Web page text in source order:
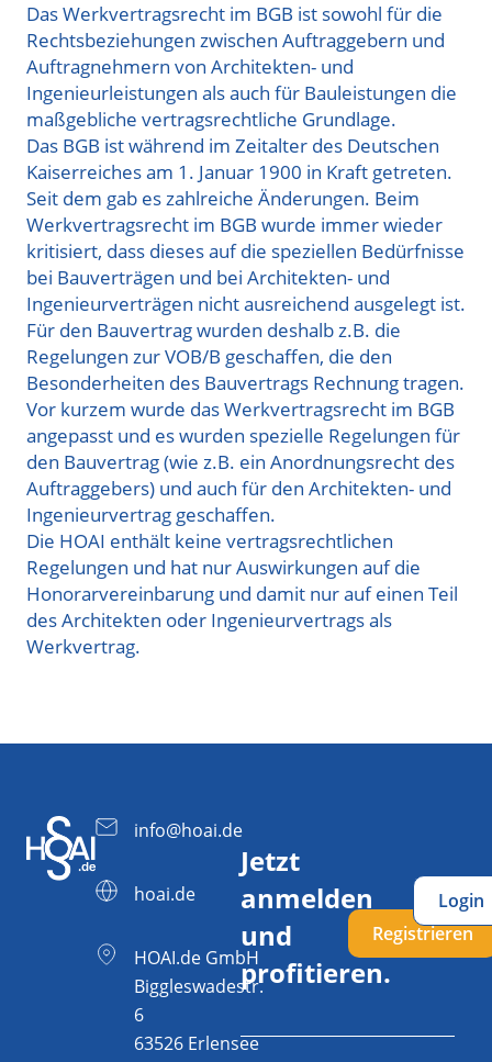
Das Werkvertragsrecht im BGB ist sowohl für die
Rechtsbeziehungen zwischen Auftraggebern und
Auftragnehmern von Architekten- und
Ingenieurleistungen als auch für Bauleistungen die
maßgebliche vertragsrechtliche Grundlage.
Das BGB ist während im Zeitalter des Deutschen
Kaiserreiches am 1. Januar 1900 in Kraft getreten.
Seit dem gab es zahlreiche Änderungen. Beim
Werkvertragsrecht im BGB wurde immer wieder
kritisiert, dass dieses auf die speziellen Bedürfnisse
bei Bauverträgen und bei Architekten- und
Ingenieurverträgen nicht ausreichend ausgelegt ist.
Für den Bauvertrag wurden deshalb z.B. die
Regelungen zur VOB/B geschaffen, die den
Besonderheiten des Bauvertrags Rechnung tragen.
Vor kurzem wurde das Werkvertragsrecht im BGB
angepasst und es wurden spezielle Regelungen für
den Bauvertrag (wie z.B. ein Anordnungsrecht des
Auftraggebers) und auch für den Architekten- und
Ingenieurvertrag geschaffen.
Die HOAI enthält keine vertragsrechtlichen
Regelungen und hat nur Auswirkungen auf die
Honorarvereinbarung und damit nur auf einen Teil
des Architekten oder Ingenieurvertrags als
Werkvertrag.
info@hoai.de
hoai.de
HOAI.de GmbH
Biggleswadestr.
6
63526 Erlensee
Jetzt
anmelden
und
profitieren.
Registrieren
Login